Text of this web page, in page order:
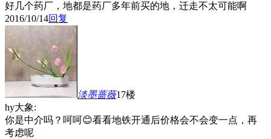
好几个药厂，地都是药厂多年前买的地，迁走不太可能啊
2016/10/14回复
淡墨蔷薇17楼
hy大象:
你是中介吗？呵呵😊看看地铁开通后价格会不会变一点，再
考虑呢